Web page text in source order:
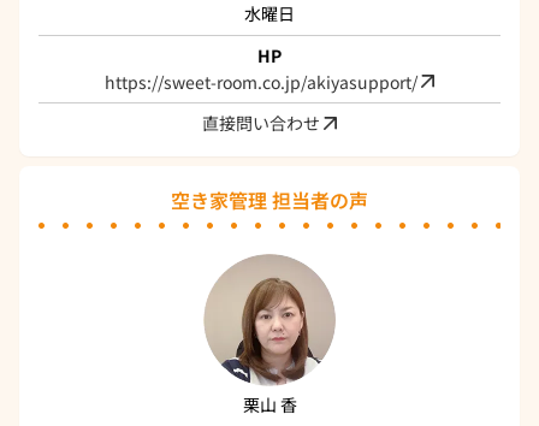
水曜日
HP
https://sweet-room.co.jp/akiyasupport/
直接問い合わせ
空き家管理 担当者の声
栗山 香